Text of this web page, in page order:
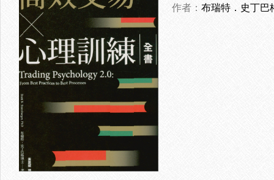
作者：布瑞特．史丁巴